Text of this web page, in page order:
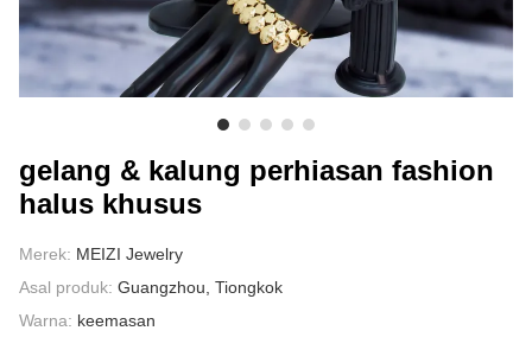
gelang & kalung perhiasan fashion
halus khusus
Merek: MEIZI Jewelry
Asal produk: Guangzhou, Tiongkok
Warna: keemasan